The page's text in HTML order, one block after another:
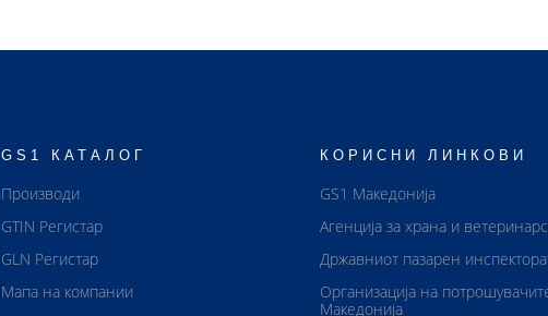
GS1 КАТАЛОГ
Производи
GTIN Регистар
GLN Регистар
Мапа на компании
КОРИСНИ ЛИНКОВИ
GS1 Македонија
Агенција за храна и
Државниот пазарен
Организација на
Македонија